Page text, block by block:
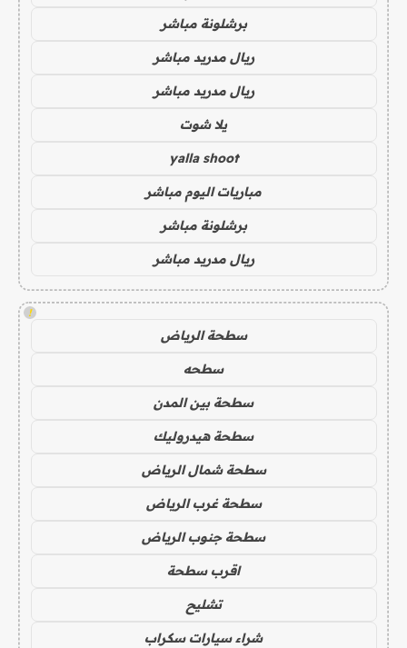
برشلونة مباشر
ريال مدريد مباشر
ريال مدريد مباشر
يلا شوت
yalla shoot
مباريات اليوم مباشر
برشلونة مباشر
ريال مدريد مباشر
!
سطحة الرياض
سطحه
سطحة بين المدن
سطحة هيدروليك
سطحة شمال الرياض
سطحة غرب الرياض
سطحة جنوب الرياض
اقرب سطحة
تشليح
شراء سيارات سكراب